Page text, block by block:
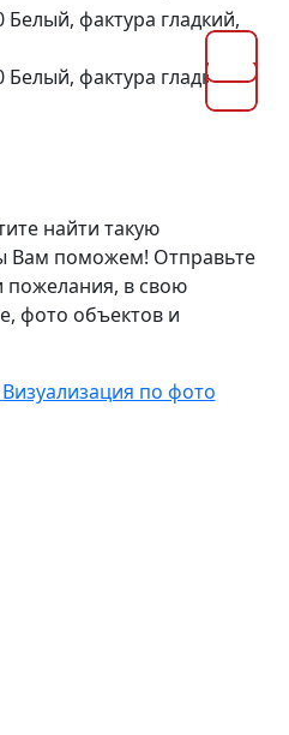
найти такую
Вам поможем! Отправьте
пожелания, в свою
фото объектов и
Визуализация по фото